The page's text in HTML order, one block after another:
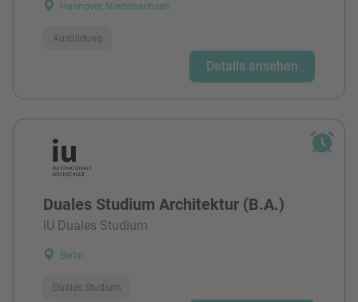
Hannover, Niedersachsen
Ausbildung
Details ansehen
Duales Studium Architektur (B.A.)
IU Duales Studium
Berlin
Duales Studium